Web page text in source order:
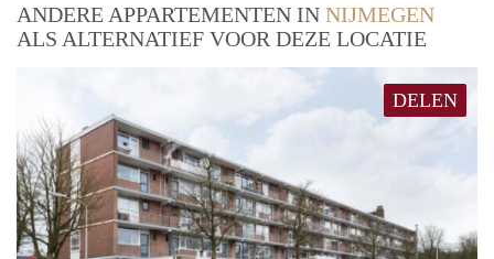
ANDERE APPARTEMENTEN IN NIJMEGEN
ALS ALTERNATIEF VOOR DEZE LOCATIE
DELEN